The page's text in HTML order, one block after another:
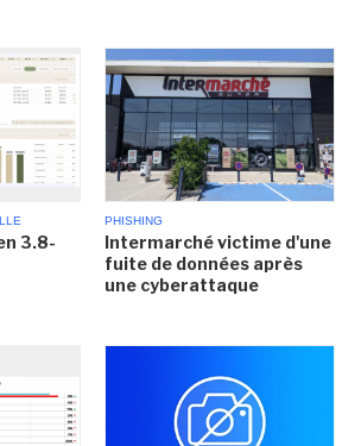
3.8-
PHISHING
Intermarché victime d'une
fuite de données après
une cyberattaque